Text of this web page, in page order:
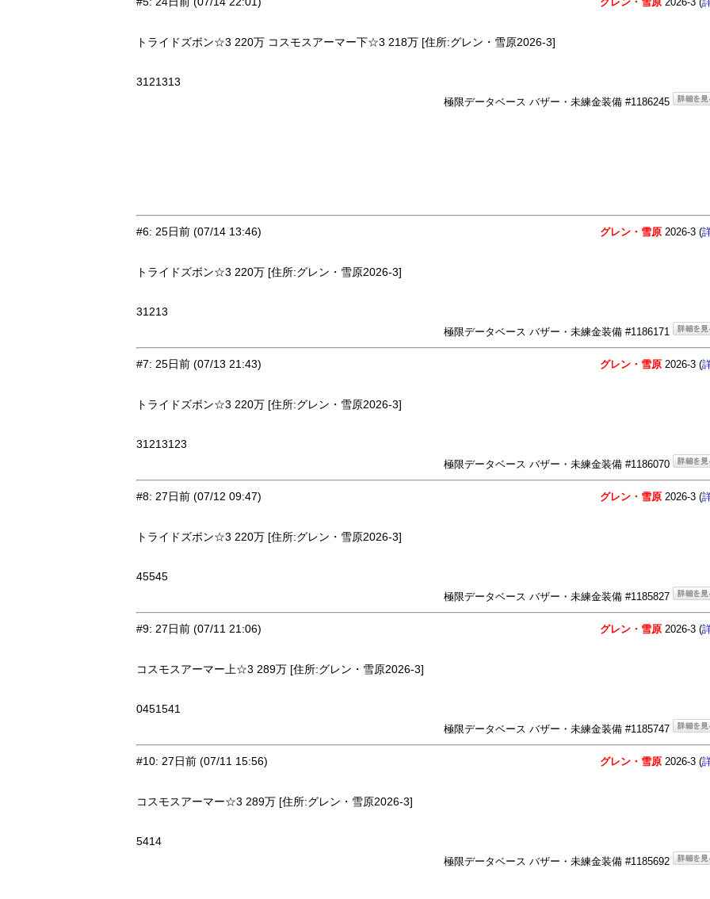
トライドズボン☆3 220万 コスモスアーマー下☆3 218万 [住所:グレン・雪原2026-3]
3121313
極限データベース バザー・未練金装備 #1186245
#6: 25日前 (07/14 13:46) グレン・雪原 2026-3 (
トライドズボン☆3 220万 [住所:グレン・雪原2026-3]
31213
極限データベース バザー・未練金装備 #1186171
#7: 25日前 (07/13 21:43) グレン・雪原 2026-3 (
トライドズボン☆3 220万 [住所:グレン・雪原2026-3]
31213123
極限データベース バザー・未練金装備 #1186070
#8: 27日前 (07/12 09:47) グレン・雪原 2026-3 (
トライドズボン☆3 220万 [住所:グレン・雪原2026-3]
45545
極限データベース バザー・未練金装備 #1185827
#9: 27日前 (07/11 21:06) グレン・雪原 2026-3 (
コスモスアーマー上☆3 289万 [住所:グレン・雪原2026-3]
0451541
極限データベース バザー・未練金装備 #1185747
#10: 27日前 (07/11 15:56) グレン・雪原 2026-3 (
コスモスアーマー☆3 289万 [住所:グレン・雪原2026-3]
5414
極限データベース バザー・未練金装備 #1185692